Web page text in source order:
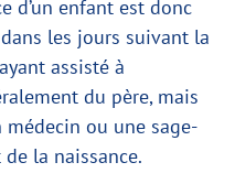
d’un enfant est donc
les jours suivant la
assisté à
du père, mais
ou une sage-
la naissance.